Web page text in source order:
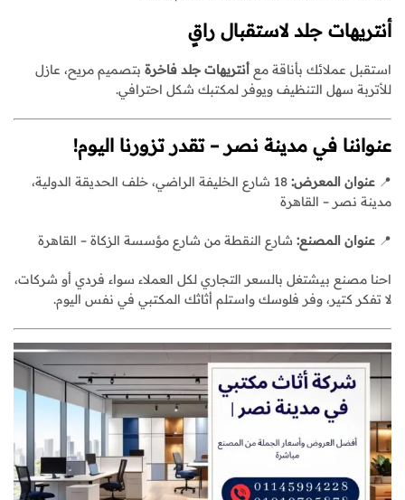
أنتريهات جلد لاستقبال راقٍ
استقبل عملائك بأناقة مع أنتريهات جلد فاخرة بتصميم مريح، عازل
للأتربة سهل التنظيف ويوفر لمكتبك شكل احترافي.
عنواننا في مدينة نصر – تقدر تزورنا اليوم!
📍 عنوان المعرض:
18 شارع الخليفة الراضي، خلف الحديقة الدولية،
مدينة نصر – القاهرة
📍 عنوان المصنع: شارع النقطة من شارع مؤسسة الزكاة – القاهرة
احنا مصنع بيشتغل بالسعر التجاري لكل العملاء سواء فردي أو شركات،
لا تفكر كتير، وفر فلوسك واستلم أثاثك المكتبي في نفس اليوم.